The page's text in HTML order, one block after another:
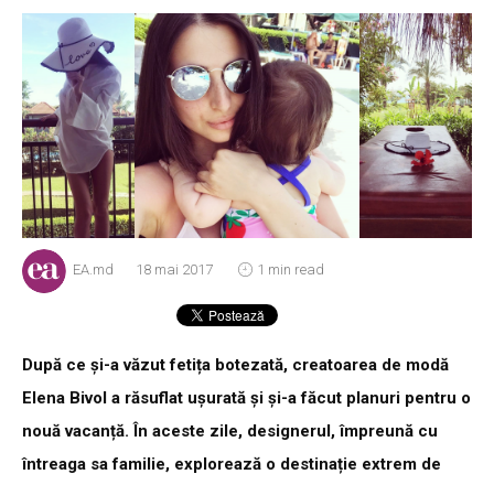
EA.md 18 mai 2017 1 min read
După ce și-a văzut fetița botezată, creatoarea de modă
Elena Bivol a răsuflat ușurată și și-a făcut planuri pentru o
nouă vacanță. În aceste zile, designerul, împreună cu
întreaga sa familie, explorează o destinație extrem de